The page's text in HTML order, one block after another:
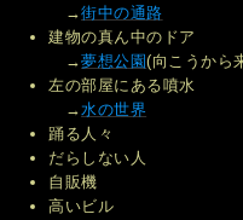
→街中の通路
建物の真ん中のドア
→夢想公園(向こうから
左の部屋にある噴水
→水の世界
踊る人々
だらしない人
自販機
高いビル